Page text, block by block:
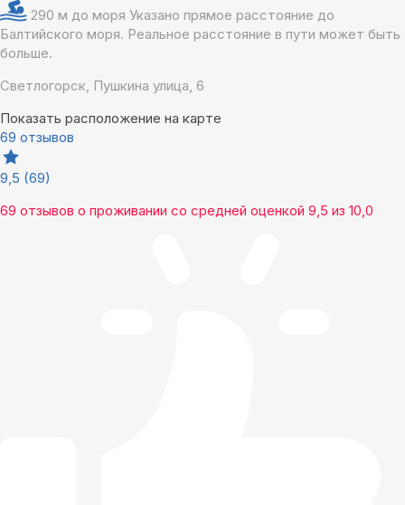
290 м до моря Указано прямое расстояние до
Балтийского моря. Реальное расстояние в пути может быть
больше.
Светлогорск, Пушкина улица, 6
Показать расположение на карте
69 отзывов
9,5 (69)
69 отзывов о проживании со средней оценкой 9,5 из 10,0